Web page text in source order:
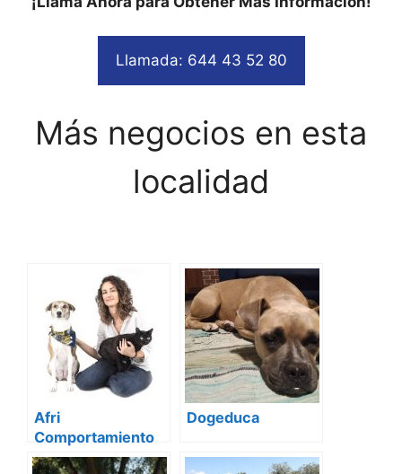
Llamada: 644 43 52 80
Más negocios en esta
localidad
Afri
Comportamiento
Animal
Dogeduca